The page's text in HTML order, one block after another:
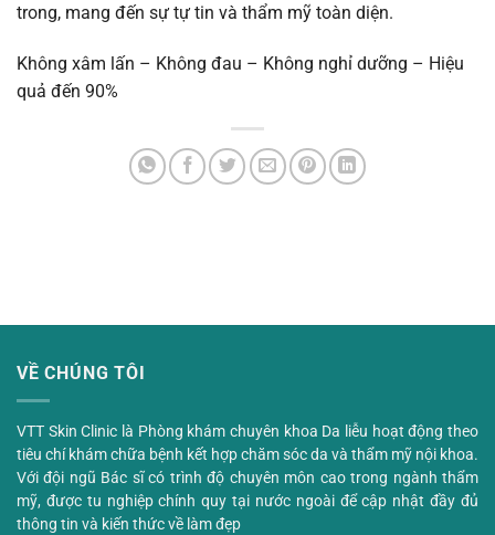
trong, mang đến sự tự tin và thẩm mỹ toàn diện.
Không xâm lấn – Không đau – Không nghỉ dưỡng – Hiệu
quả đến 90%
VỀ CHÚNG TÔI
VTT Skin Clinic là Phòng khám chuyên khoa Da liễu hoạt động theo
tiêu chí khám chữa bệnh kết hợp chăm sóc da và thẩm mỹ nội khoa.
Với đội ngũ Bác sĩ có trình độ chuyên môn cao trong ngành thẩm
mỹ, được tu nghiệp chính quy tại nước ngoài để cập nhật đầy đủ
thông tin và kiến thức về làm đẹp